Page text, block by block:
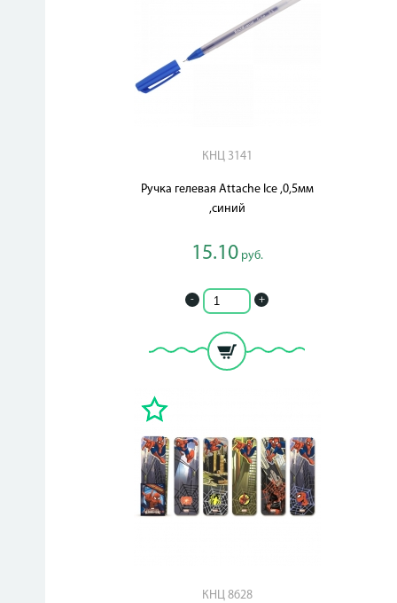
КНЦ 3141
Ручка гелевая Attache Ice ,0,5мм
,синий
15.10руб.
- +
КНЦ 8628